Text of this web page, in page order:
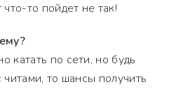
то пойдет не так!
катать по сети, но будь
то шансы получить